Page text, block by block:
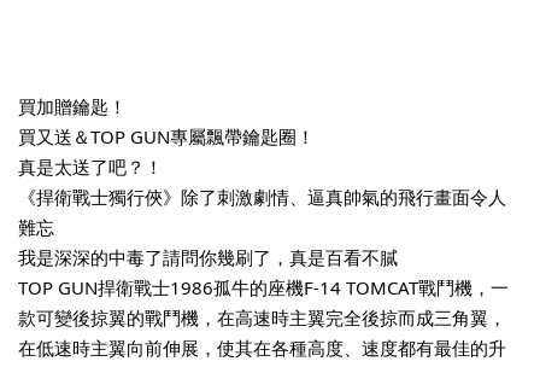
買加贈鑰匙！
買又送＆TOP GUN專屬飄帶鑰匙圈！
真是太送了吧？！
《捍衛戰士獨行俠》除了刺激劇情、逼真帥氣的飛行畫面令人
難忘
我是深深的中毒了請問你幾刷了，真是百看不膩
TOP GUN捍衛戰士1986孤牛的座機F-14 TOMCAT戰鬥機，一
款可變後掠翼的戰鬥機，在高速時主翼完全後掠而成三角翼，
在低速時主翼向前伸展，使其在各種高度、速度都有最佳的升